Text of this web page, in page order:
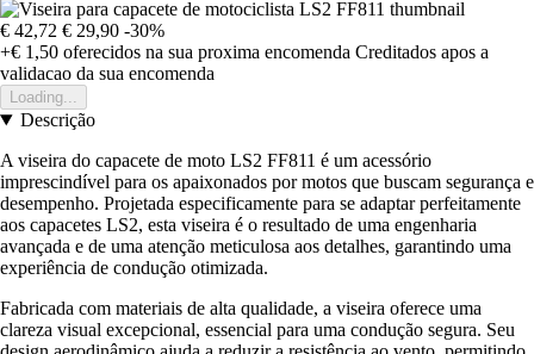
€ 42,72 € 29,90 -30%
+€ 1,50 oferecidos na sua proxima encomenda Creditados apos a
validacao da sua encomenda
Loading...
Descrição
A viseira do capacete de moto LS2 FF811 é um acessório
imprescindível para os apaixonados por motos que buscam segurança e
desempenho. Projetada especificamente para se adaptar perfeitamente
aos capacetes LS2, esta viseira é o resultado de uma engenharia
avançada e de uma atenção meticulosa aos detalhes, garantindo uma
experiência de condução otimizada.
Fabricada com materiais de alta qualidade, a viseira oferece uma
clareza visual excepcional, essencial para uma condução segura. Seu